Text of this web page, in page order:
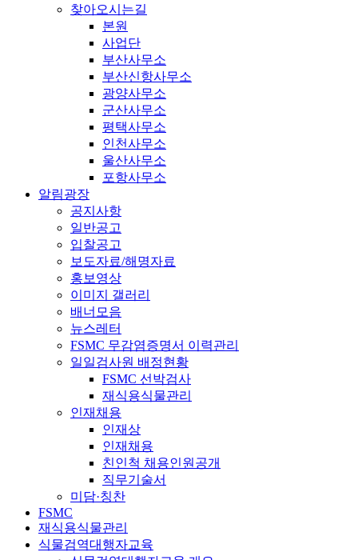
찾아오시는길
본원
사업단
부산사무소
부산신항사무소
광양사무소
군산사무소
평택사무소
인천사무소
울산사무소
포항사무소
알림광장
공지사항
일반공고
입찰공고
보도자료/해명자료
홍보영상
이미지 갤러리
배너모음
뉴스레터
FSMC 무감염증명서 이력관리
일일검사원 배정현황
FSMC 선박검사
재식용식물관리
인재채용
인재상
인재채용
친인척 채용인원공개
직무기술서
미담·칭찬
FSMC
재식용식물관리
식물검역대행자교육